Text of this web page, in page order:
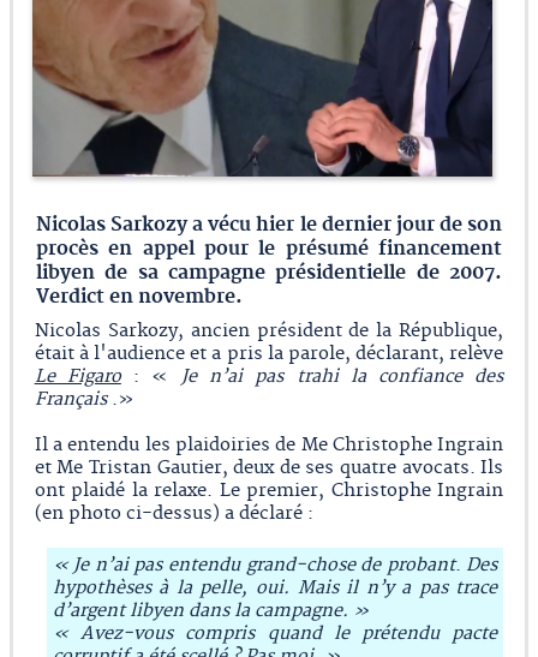
Nicolas Sarkozy a vécu hier le dernier jour de son
procès en appel pour le présumé financement
libyen de sa campagne présidentielle de 2007.
Verdict en novembre.
Nicolas Sarkozy, ancien président de la République,
était à l'audience et a pris la parole, déclarant, relève
Le Figaro: « Je n’ai pas trahi la confiance des
Français .»
Il a entendu les plaidoiries de Me Christophe Ingrain
et Me Tristan Gautier, deux de ses quatre avocats. Ils
ont plaidé la relaxe. Le premier, Christophe Ingrain
(en photo ci-dessus) a déclaré :
« Je n’ai pas entendu grand-chose de probant. Des
hypothèses à la pelle, oui. Mais il n’y a pas trace
d’argent libyen dans la campagne. »
« Avez-vous compris quand le prétendu pacte